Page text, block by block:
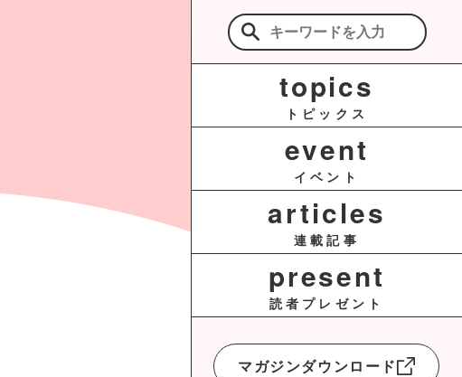
検
索:
topics
トピックス
event
イベント
articles
連載記事
present
読者プレゼント
マガジンダウンロード